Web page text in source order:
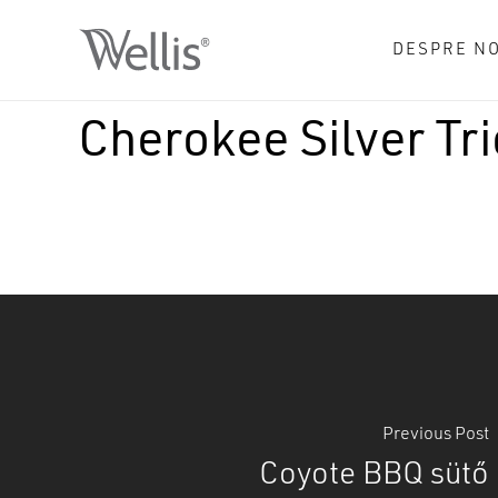
DESPRE NOI
Cherokee Silver
Previous Post
Coyote BBQ sütő